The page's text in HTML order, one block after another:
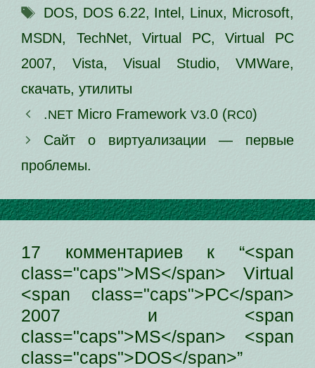
Метки
DOS, DOS 6.22, Intel , Linux, Microsoft,
MSDN, TechNet,Virtual PC,Virtual PC
2007, Vista, Visual Studio, VMWare,
скачать, утилиты
.NET Micro Framework V3.0 (RC0)
Сайт о вир­ту­а­ли­за­ции — пер­вые
проблемы.
17 комментариев к “<span
class="caps">MS</span> Virtual
<span class="caps">PC</span>
2007 и <span
class="caps">MS</span> <span
class="caps">DOS</span>”